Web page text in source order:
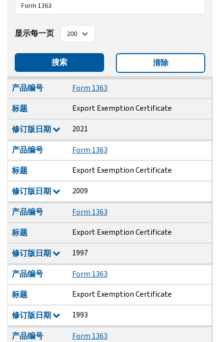
显示每一页
搜索 清除
产品编号
标题
修订版日期
产品编号
Form 1363
标题
Export Exemption Certificate
修订版日期 2021
产品编号
Form 1363
标题
Export Exemption Certificate
修订版日期 2009
产品编号
Form 1363
标题
Export Exemption Certificate
修订版日期 1997
产品编号
Form 1363
标题
Export Exemption Certificate
修订版日期 1993
产品编号
Form 1363